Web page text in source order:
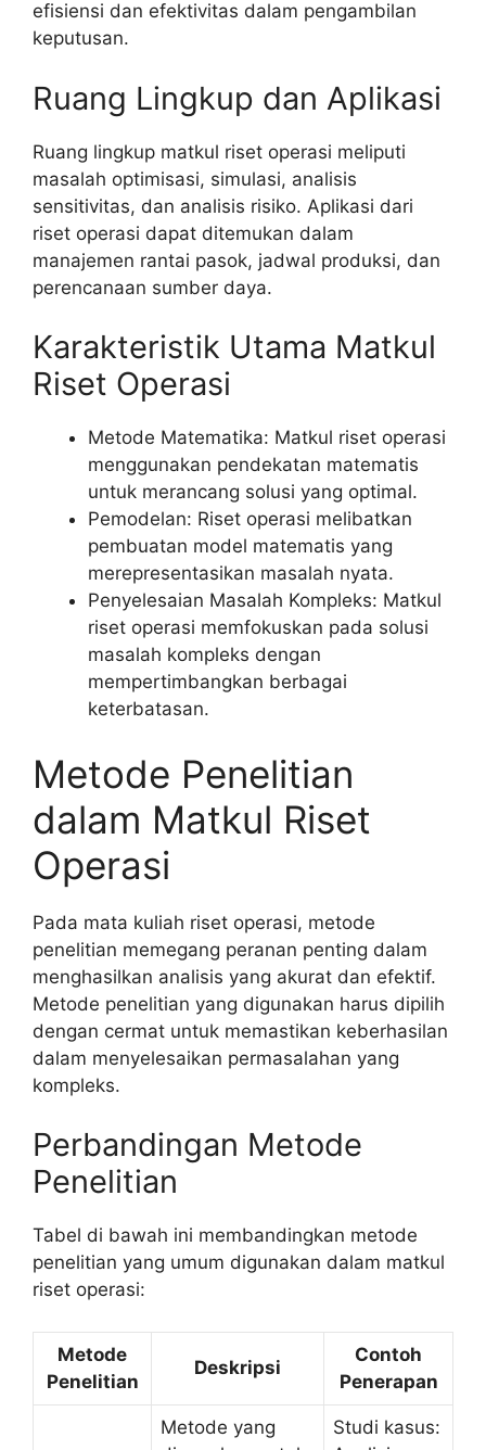
efisiensi dan efektivitas dalam pengambilan
keputusan.
Ruang Lingkup dan Aplikasi
Ruang lingkup matkul riset operasi meliputi
masalah optimisasi, simulasi, analisis
sensitivitas, dan analisis risiko. Aplikasi dari
riset operasi dapat ditemukan dalam
manajemen rantai pasok, jadwal produksi, dan
perencanaan sumber daya.
Karakteristik Utama Matkul
Riset Operasi
Metode Matematika: Matkul riset operasi
menggunakan pendekatan matematis
untuk merancang solusi yang optimal.
Pemodelan: Riset operasi melibatkan
pembuatan model matematis yang
merepresentasikan masalah nyata.
Penyelesaian Masalah Kompleks: Matkul
riset operasi memfokuskan pada solusi
masalah kompleks dengan
mempertimbangkan berbagai
keterbatasan.
Metode Penelitian
dalam Matkul Riset
Operasi
Pada mata kuliah riset operasi, metode
penelitian memegang peranan penting dalam
menghasilkan analisis yang akurat dan efektif.
Metode penelitian yang digunakan harus dipilih
dengan cermat untuk memastikan keberhasilan
dalam menyelesaikan permasalahan yang
kompleks.
Perbandingan Metode
Penelitian
Tabel di bawah ini membandingkan metode
penelitian yang umum digunakan dalam matkul
riset operasi:
Metode
Penelitian
Deskripsi
Contoh
Penerapan
Metode yang
Studi kasus: